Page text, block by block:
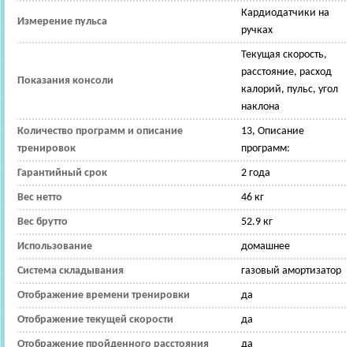
Измерение пульса
Кардиодатчики на
ручках
Показания консоли
Текущая скорость,
расстояние, расход
калорий, пульс, угол
наклона
Количество программ и описание
тренировок
13, Описание
программ:
Гарантийный срок 2 года
Вес нетто 46 кг
Вес брутто 52.9 кг
Использование домашнее
Система складывания газовый амортизатор
Отображение времени тренировки да
Отображение текущей скорости да
Отображение пройденного расстояния да